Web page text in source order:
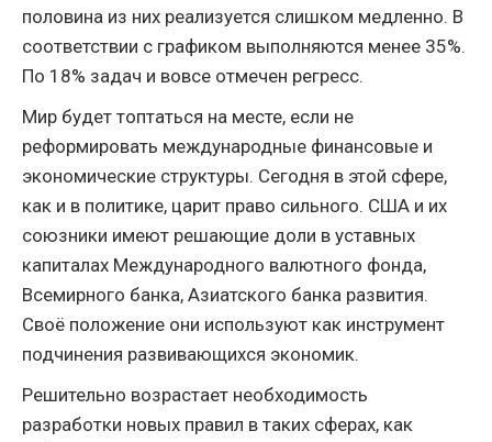
половина из них реализуется слишком медленно. В
соответствии с графиком выполняются менее 35%.
По 18% задач и вовсе отмечен регресс.
Мир будет топтаться на месте, если не
реформировать международные финансовые и
экономические структуры. Сегодня в этой сфере,
как и в политике, царит право сильного. США и их
союзники имеют решающие доли в уставных
капиталах Международного валютного фонда,
Всемирного банка, Азиатского банка развития.
Своё положение они используют как инструмент
подчинения развивающихся экономик.
Решительно возрастает необходимость
разработки новых правил в таких сферах, как